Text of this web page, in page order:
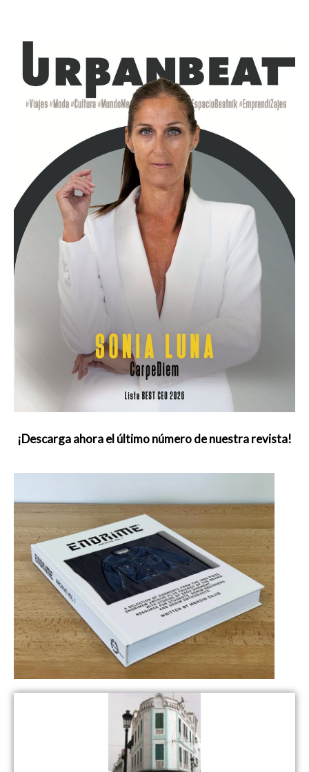
¡Descarga ahora el último número de nuestra revista!